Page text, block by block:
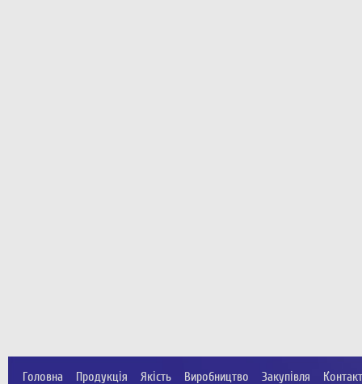
Головна Продукція Якість Виробництво Закупівля